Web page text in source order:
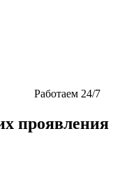
Работаем 24/7
проявления